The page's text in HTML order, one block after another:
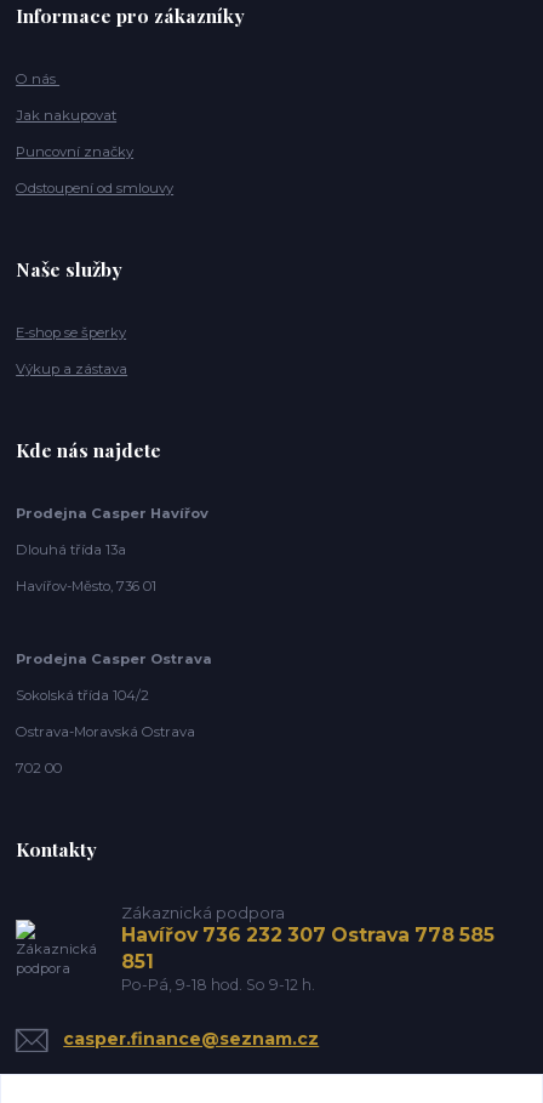
Informace pro zákazníky
O nás
Jak nakupovat
Puncovní značky
Odstoupení od smlouvy
Naše služby
E-shop se šperky
Výkup a zástava
Kde nás najdete
Prodejna Casper Havířov
Dlouhá třída 13a
Havířov-Město, 736 01
Prodejna Casper Ostrava
Sokolská třída 104/2
Ostrava-Moravská Ostrava
702 00
Kontakty
Zákaznická podpora
Havířov 736 232 307 Ostrava 778 585
851
Po-Pá, 9-18 hod. So 9-12 h.
casper.finance@seznam.cz